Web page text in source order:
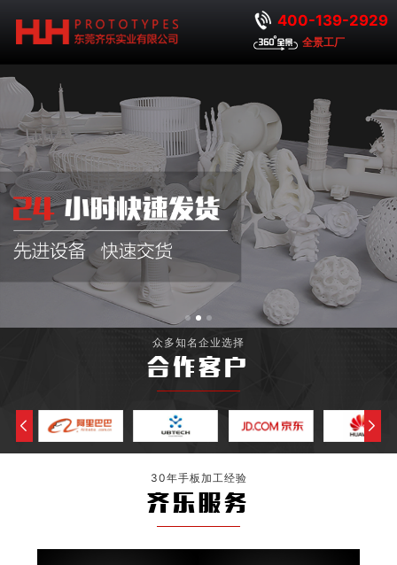
400-139-2929
全景工厂
众多知名企业选择
合作客户
30年手板加工经验
齐乐服务